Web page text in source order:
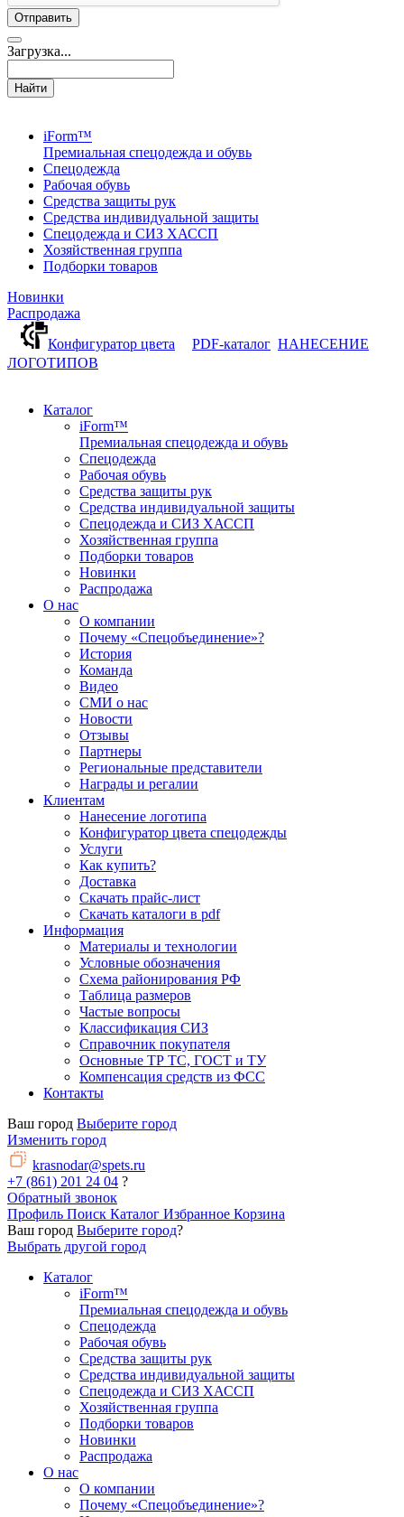
Загрузка...
Найти
iForm™
Премиальная спецодежда и обувь
Спецодежда
Рабочая обувь
Средства защиты рук
Средства индивидуальной защиты
Спецодежда и СИЗ ХАССП
Хозяйственная группа
Подборки товаров
Новинки
Распродажа
Конфигуратор цвета
PDF-каталог НАНЕСЕНИЕ
ЛОГОТИПОВ
Каталог
iForm™
Премиальная спецодежда и обувь
Спецодежда
Рабочая обувь
Средства защиты рук
Средства индивидуальной защиты
Спецодежда и СИЗ ХАССП
Хозяйственная группа
Подборки товаров
Новинки
Распродажа
О нас
О компании
Почему «Спецобъединение»?
История
Команда
Видео
СМИ о нас
Новости
Отзывы
Партнеры
Региональные представители
Награды и регалии
Клиентам
Нанесение логотипа
Конфигуратор цвета спецодежды
Услуги
Как купить?
Доставка
Скачать прайс-лист
Скачать каталоги в pdf
Информация
Материалы и технологии
Условные обозначения
Схема районирования РФ
Таблица размеров
Частые вопросы
Классификация СИЗ
Справочник покупателя
Основные ТР ТС, ГОСТ и ТУ
Компенсация средств из ФСС
Контакты
Ваш город Выберите город
Изменить город
krasnodar@spets.ru
+7 (861) 201 24 04 ?
Обратный звонок
Профиль Поиск Каталог Избранное Корзина
Ваш город Выберите город?
Выбрать другой город
Каталог
iForm™
Премиальная спецодежда и обувь
Спецодежда
Рабочая обувь
Средства защиты рук
Средства индивидуальной защиты
Спецодежда и СИЗ ХАССП
Хозяйственная группа
Подборки товаров
Новинки
Распродажа
О нас
О компании
Почему «Спецобъединение»?